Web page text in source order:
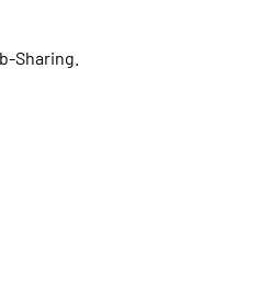
Sharing